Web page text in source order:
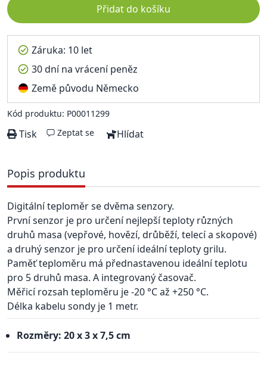
Přidat do košíku
Záruka: 10 let
30 dní na vrácení peněz
Země původu Německo
Kód produktu: P00011299
Tisk Zeptat se Hlídat
Popis produktu
Digitální teploměr se dvěma senzory.
První senzor je pro určení nejlepší teploty různých
druhů masa (vepřové, hovězí, drůběží, telecí a skopové)
a druhý senzor je pro určení ideální teploty grilu.
Paměť teploměru má přednastavenou ideální teplotu
pro 5 druhů masa. A integrovaný časovač.
Měřicí rozsah teploměru je -20 °C až +250 °C.
Délka kabelu sondy je 1 metr.
Rozměry: 20 x 3 x 7,5 cm